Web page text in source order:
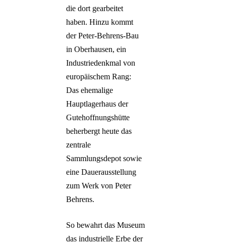
die dort gearbeitet
haben. Hinzu kommt
der Peter-Behrens-Bau
in Oberhausen, ein
Industriedenkmal von
europäischem Rang:
Das ehemalige
Hauptlagerhaus der
Gutehoffnungshütte
beherbergt heute das
zentrale
Sammlungsdepot sowie
eine Dauerausstellung
zum Werk von Peter
Behrens.
So bewahrt das Museum
das industrielle Erbe der